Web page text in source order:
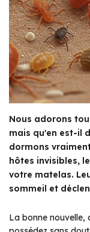
Nous adorons
mais qu'en est-il
dormons
hôtes invisibles,
votre matelas.
sommeil et
La bonne nouvelle,